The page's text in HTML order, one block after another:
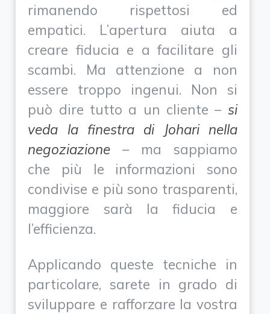
rimanendo rispettosi ed
empatici. L’apertura aiuta a
creare fiducia e a facilitare gli
scambi. Ma attenzione a non
essere troppo ingenui. Non si
può dire tutto a un cliente – si
veda la finestra di Johari nella
negoziazione – ma sappiamo
che più le informazioni sono
condivise e più sono trasparenti,
maggiore sarà la fiducia e
l’efficienza.
Applicando queste tecniche in
particolare, sarete in grado di
sviluppare e rafforzare la vostra